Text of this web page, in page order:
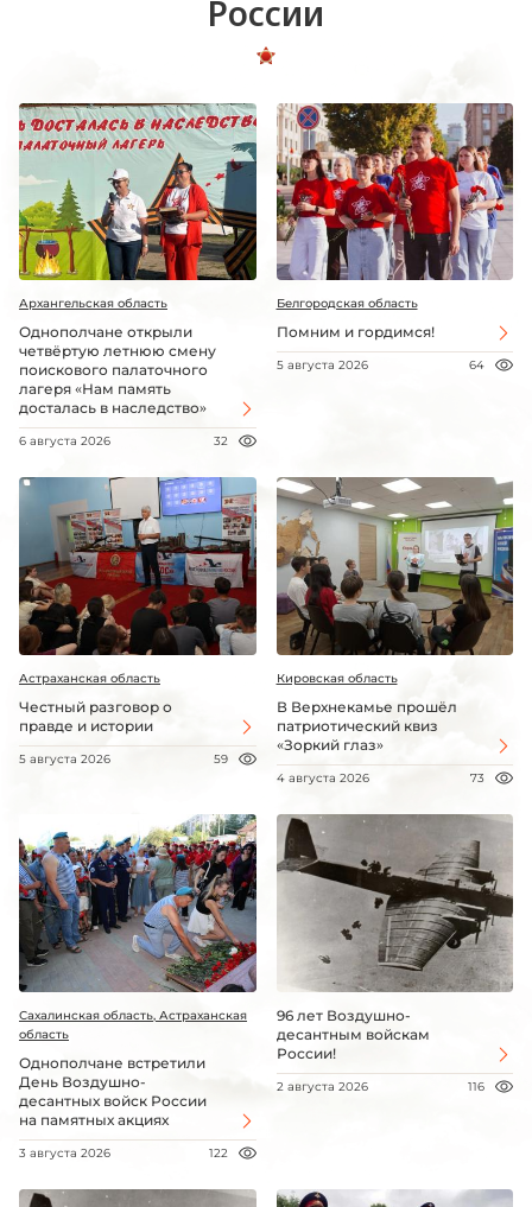
России
Архангельская область
Однополчане открыли
четвёртую летнюю смену
поискового палаточного
лагеря «Нам память
досталась в наследство»
6 августа 2026 32
Белгородская область
Помним и гордимся!
5 августа 2026 64
Астраханская область
Честный разговор о
правде и истории
5 августа 2026 59
Кировская область
В Верхнекамье прошёл
патриотический квиз
«Зоркий глаз»
4 августа 2026 73
Сахалинская область, Астраханская
область
Однополчане встретили
День Воздушно-
десантных войск России
на памятных акциях
3 августа 2026 122
96 лет Воздушно-
десантным войскам
России!
2 августа 2026 116